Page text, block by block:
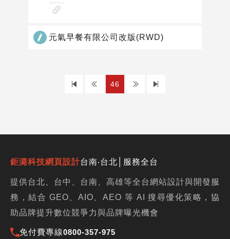
查
網
元氣早餐有限公司改版(RWD)
上 46 下
鉅潞科技網頁設計台南‧台北│服務全台
提供台北、台中、台南、高雄等全台網站設計與開發服
務，結合 GEO、AIO、AEO 等 AI 搜尋優化策略，協
助品牌提升數位競爭力與品牌曝光機會
免付費專線0800-357-975